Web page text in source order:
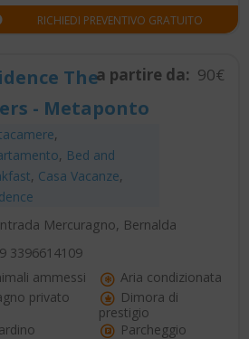
RICHIEDI PREVENTIVO GRATUITO
The
- Metaponto
,
, Bed and
, Casa Vacanze,
a partire da: 90€
Mercuragno, Bernalda
3396614109
ammessi
Aria condizionata
privato
Dimora di
prestigio
Parcheggio